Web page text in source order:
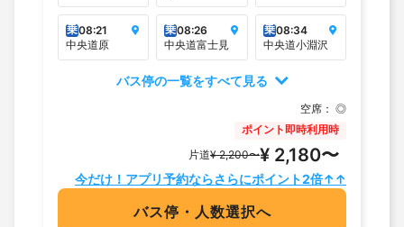
乗08:21
中央道原
乗08:26
中央道富士見
乗08:34
中央道小淵沢
バス停の一覧をすべて見る
空席： ◎
ポイント即時利用時
片道¥ 2,200〜¥ 2,180〜
今だけ！アプリ予約ならさらにポイント2倍↑↑
バス停・人数選択へ